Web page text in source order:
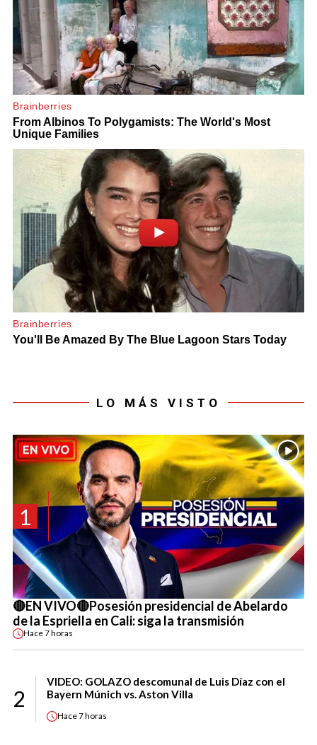
LO MÁS VISTO
1
🔴EN VIVO🔴Posesión presidencial de Abelardo
de la Espriella en Cali: siga la transmisión
Hace7 horas
2
VIDEO: GOLAZO descomunal de Luis Díaz con el
Bayern Múnich vs. Aston Villa
Hace7 horas